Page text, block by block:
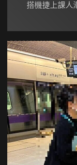
搭機捷上課